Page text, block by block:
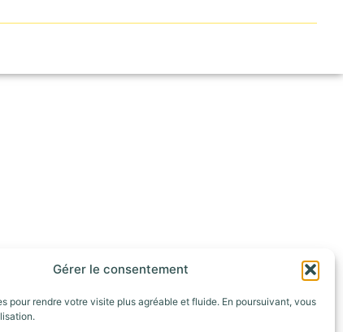
Gérer le consentement
pour rendre votre visite plus agréable et fluide. En poursuivant, vous